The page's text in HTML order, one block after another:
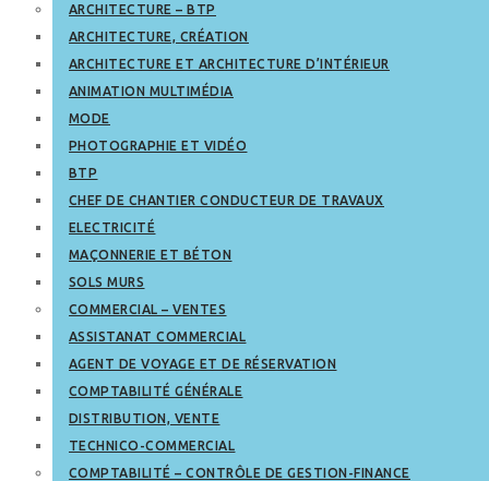
ARCHITECTURE – BTP
ARCHITECTURE, CRÉATION
ARCHITECTURE ET ARCHITECTURE D’INTÉRIEUR
ANIMATION MULTIMÉDIA
MODE
PHOTOGRAPHIE ET VIDÉO
BTP
CHEF DE CHANTIER CONDUCTEUR DE TRAVAUX
ELECTRICITÉ
MAÇONNERIE ET BÉTON
SOLS MURS
COMMERCIAL – VENTES
ASSISTANAT COMMERCIAL
AGENT DE VOYAGE ET DE RÉSERVATION
COMPTABILITÉ GÉNÉRALE
DISTRIBUTION, VENTE
TECHNICO-COMMERCIAL
COMPTABILITÉ – CONTRÔLE DE GESTION-FINANCE